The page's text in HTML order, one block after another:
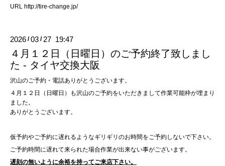
URL http://tire-change.jp/
2026 /03 / 27 19:47
４月１２日（日曜日）のご予約終了致しまし
た - タイヤ交換大阪
沢山のご予約・電話ありがとうございます。
４月１２日（日曜日）も沢山のご予約をいただきまして作業可能枠が埋まり
ました。
ありがとうございます。
仮予約やご予約に遅れるようなギリギリのお時間をご予約しないで下さい。
ご予約時間に遅れて来られた場合作業が出来ない事がございます。
遅刻の無いように余裕を持ってご来店下さい。